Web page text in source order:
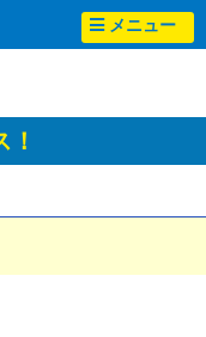
メニュー